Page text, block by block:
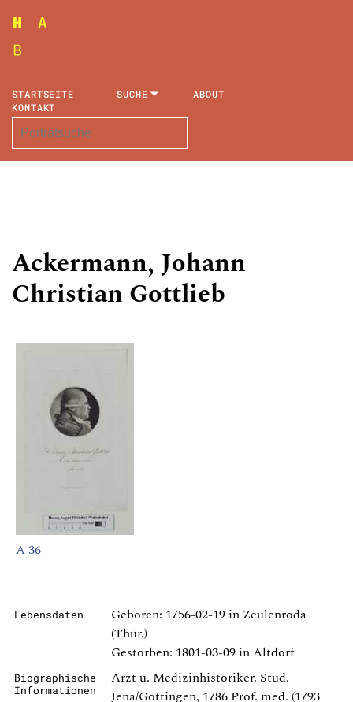
STARTSEITE SUCHE
ABOUT
KONTAKT
Ackermann, Johann
Christian Gottlieb
A 36
Lebensdaten
Geboren: 1756-02-19 in Zeulenroda
(Thür.)
Gestorben: 1801-03-09 in Altdorf
Biographische
Informationen
Arzt u. Medizinhistoriker. Stud.
Jena/Göttingen, 1786 Prof. med. (1793